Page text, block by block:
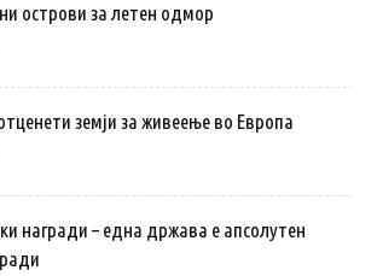
острови за летен одмор
земји за живеење во Европа
награди – една држава е апсолутен